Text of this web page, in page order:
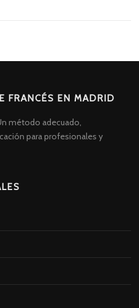
FRANCÉS EN MADRID
método adecuado,
para profesionales y